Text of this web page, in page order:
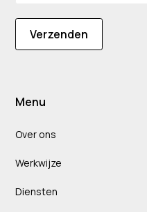
Verzenden
Menu
Over ons
Werkwijze
Diensten